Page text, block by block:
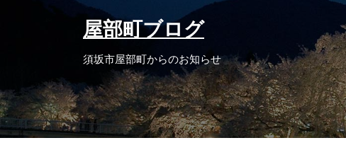
屋部町ブログ
須坂市屋部町からのお知らせ